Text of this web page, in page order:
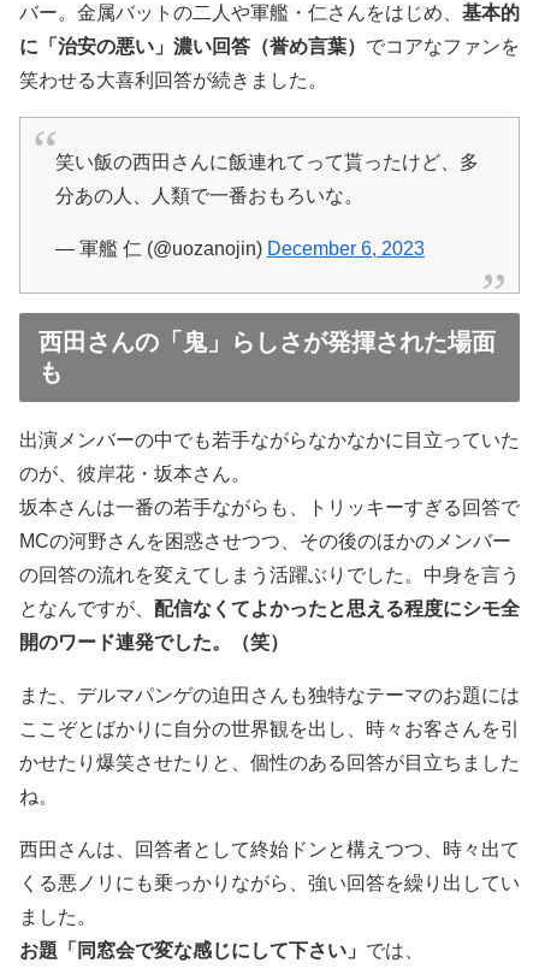
バー。金属バットの二人や軍艦・仁さんをはじめ、 基本的
に「治安の悪い」濃い回答（誉め言葉） でコアなファンを
笑わせる大喜利回答が続きました。
笑い飯の西田さんに飯連れてって貰ったけど、多
分あの人、人類で一番おもろいな。
— 軍艦 仁 (@uozanojin) December 6, 2023
西田さんの「鬼」らしさが発揮された場面
も
出演メンバーの中でも若手ながらなかなかに目立っていた
のが、彼岸花・坂本さん。
坂本さんは一番の若手ながらも、トリッキーすぎる回答で
MCの河野さんを困惑させつつ、その後のほかのメンバー
の回答の流れを変えてしまう活躍ぶりでした。中身を言う
となんですが、 配信なくてよかったと思える程度にシモ全
開のワード連発でした。（笑）
また、デルマパンゲの迫田さんも独特なテーマのお題には
ここぞとばかりに自分の世界観を出し、時々お客さんを引
かせたり爆笑させたりと、個性のある回答が目立ちました
ね。
西田さんは、回答者として終始ドンと構えつつ、時々出て
くる悪ノリにも乗っかりながら、強い回答を繰り出してい
ました。
お題「同窓会で変な感じにして下さい」 では、